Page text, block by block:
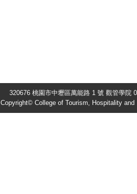
320676 桃園市中壢區萬能路 1 號 觀管學院
Copyright© College of Tourism, Hospitality